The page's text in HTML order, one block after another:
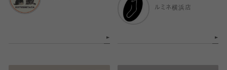
ルミネ横浜店